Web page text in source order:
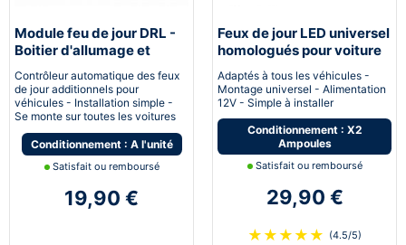
Module feu de jour DRL -
Boitier d'allumage et
extinction automatique
pour feux de jour Led
Contrôleur automatique des feux
de jour additionnels pour
véhicules - Installation simple -
Se monte sur toutes les voitures
Conditionnement : A l'unité
Satisfait ou remboursé
19,90 €
Feux de jour LED universel
homologués pour voiture
moto quad
Adaptés à tous les véhicules -
Montage universel - Alimentation
12V - Simple à installer
Conditionnement : X2
Ampoules
Satisfait ou remboursé
29,90 €
★ ★ ★ ★ ★ (4.5/5)